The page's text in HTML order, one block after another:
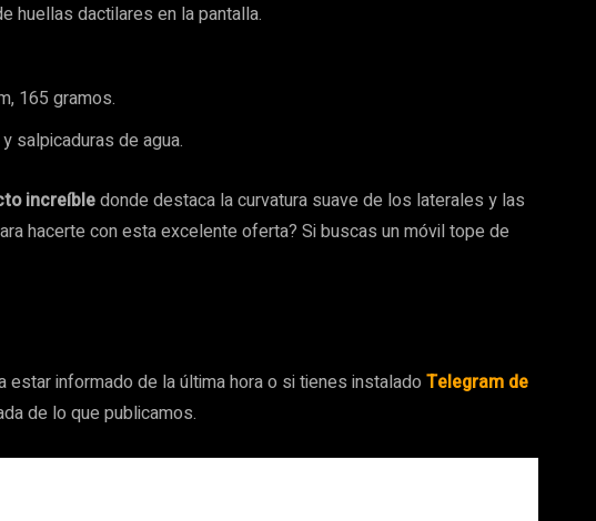
huellas dactilares en la pantalla.
165 gramos.
salpicaduras de agua.
increíbledonde destaca la curvatura suave de los laterales y las
hacerte con esta excelente oferta? Si buscas un móvil tope de
estar informado de la última hora o si tienes instalado Telegram de
de lo que publicamos.